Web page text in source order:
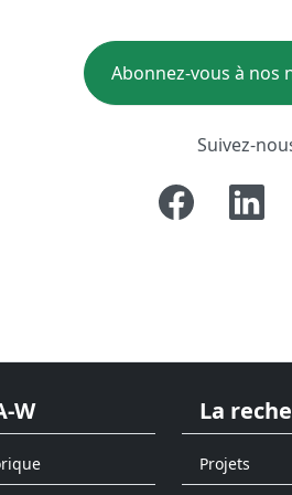
Abonnez-vous à nos
Suivez-
W La
Projets